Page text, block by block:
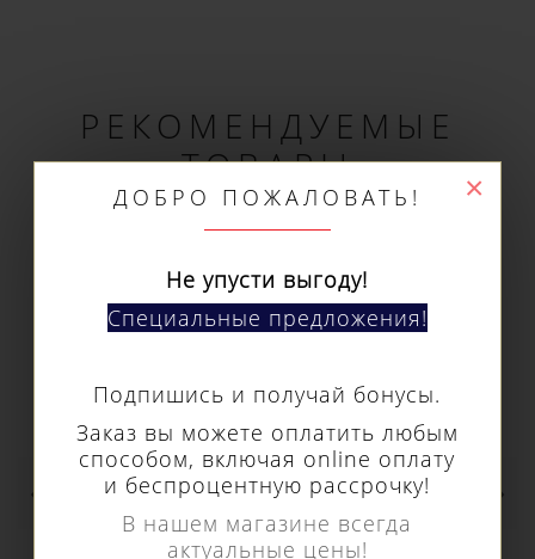
ДОБРО ПОЖАЛОВАТЬ!
Не упусти выгоду!
Подпишись и получай бонусы.
способом, включая online оплату
и беспроцентную рассрочку!
В нашем магазине всегда
актуальные цены!
РЕКОМЕНДУЕМЫЕ
ТОВАРЫ
Центровочный штифт Euroboor ø 6,3 мм и
длиной 204 мм для использования с
IBK.100